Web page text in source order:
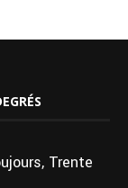
Trente